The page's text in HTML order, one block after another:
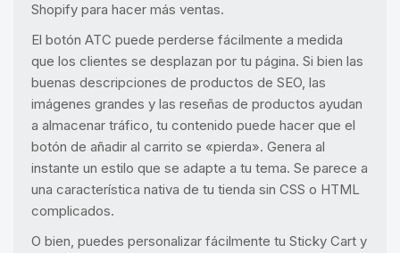
Shopify para hacer más ventas.
El botón ATC puede perderse fácilmente a medida
que los clientes se desplazan por tu página. Si bien las
buenas descripciones de productos de SEO, las
imágenes grandes y las reseñas de productos ayudan
a almacenar tráfico, tu contenido puede hacer que el
botón de añadir al carrito se «pierda». Genera al
instante un estilo que se adapte a tu tema. Se parece a
una característica nativa de tu tienda sin CSS o HTML
complicados.
O bien, puedes personalizar fácilmente tu Sticky Cart y